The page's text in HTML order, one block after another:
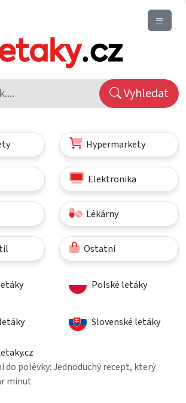
Vyhledat
Hypermarkety
Elektronika
Lékárny
Ostatní
Polské letáky
Slovenské letáky
do polévky: Jednoduchý recept, který
minut